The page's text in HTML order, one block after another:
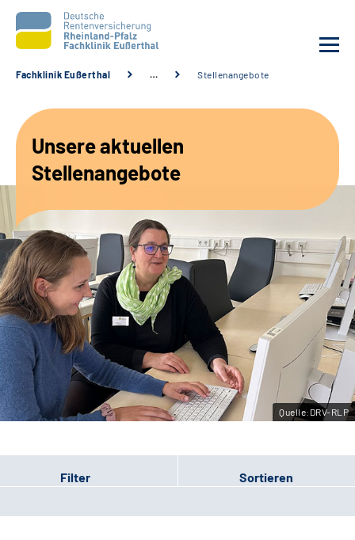
Unsere Angebote
Karriere
Beratungsstellen &
Zuweisende
Suche
Leichte Sprache
Gebärdensprache
Fachklinik Eußerthal … Stellenangebote
Unsere aktuellen
Stellenangebote
Quelle:DRV-RLP
Filter Sortieren